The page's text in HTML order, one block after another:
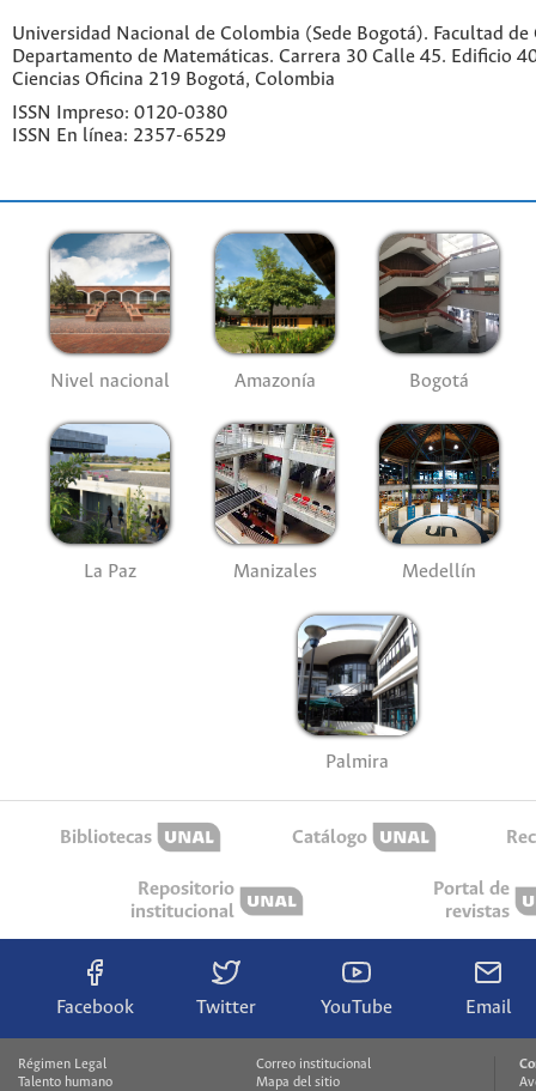
Universidad Nacional de Colombia (Sede Bogotá). Facultad de
Departamento de Matemáticas. Carrera 30 Calle 45. Edificio
Ciencias Oficina 219 Bogotá, Colombia
ISSN Impreso: 0120-0380
ISSN En línea: 2357-6529
Nivel nacional Amazonía Bogotá
La Paz Manizales Medellín
Palmira
Bibliotecas Catálogo
Repositorio
institucional
Portal de
revistas
Facebook Twitter YouTube Email
Régimen Legal
Talento humano
Correo institucional
Mapa del sitio